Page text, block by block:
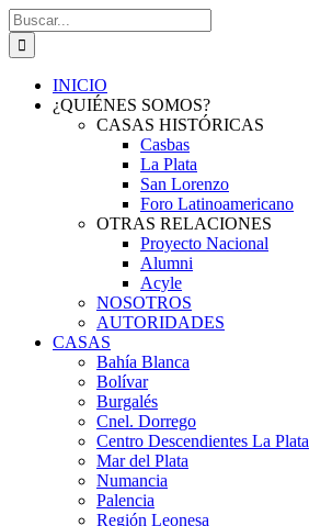
Saltar
al
contenido
Buscar:
INICIO
¿QUIÉNES SOMOS?
CASAS HISTÓRICAS
Casbas
La Plata
San Lorenzo
Foro Latinoamericano
OTRAS RELACIONES
Proyecto Nacional
Alumni
Acyle
NOSOTROS
AUTORIDADES
CASAS
Bahía Blanca
Bolívar
Burgalés
Cnel. Dorrego
Centro Descendientes La Plata
Mar del Plata
Numancia
Palencia
Región Leonesa